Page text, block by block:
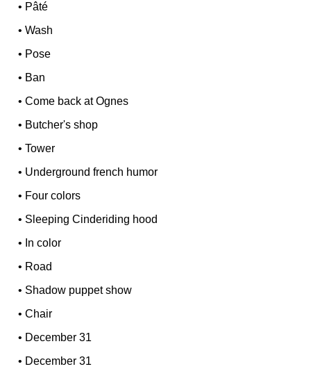
• Pâté
•Wash
• Pose
• Ban
•Come back at Ognes
• Butcher's shop
•Tower
• Underground french humor
• Four colors
• Sleeping Cinderiding hood
• In color
• Road
• Shadow puppet show
•Chair
• December 31
• December 31